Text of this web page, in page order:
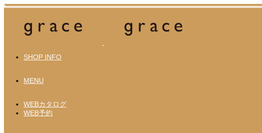
SHOP INFO
MENU
WEBカタログ
WEB予約